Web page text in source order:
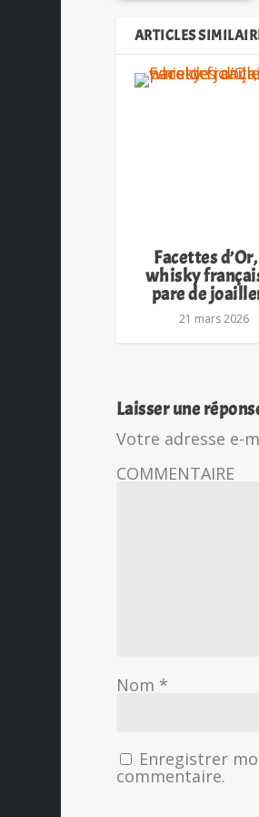
ARTICLES
Facettes
whisky
pare de
21 mars 2026
Laisser une
Votre adresse e-
COMMENTAIRE
Nom *
Enregistrer
commentaire.